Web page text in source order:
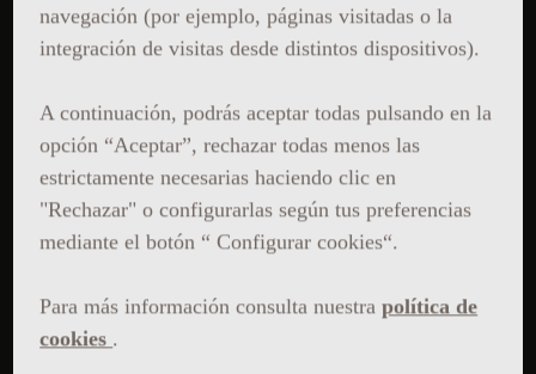
navegación (por ejemplo, páginas visitadas o la
integración de visitas desde distintos dispositivos).
A continuación, podrás aceptar todas pulsando en la
opción “Aceptar”, rechazar todas menos las
estrictamente necesarias haciendo clic en
"Rechazar" o configurarlas según tus preferencias
mediante el botón “ Configurar cookies“.
Para más información consulta nuestra política de
cookies .